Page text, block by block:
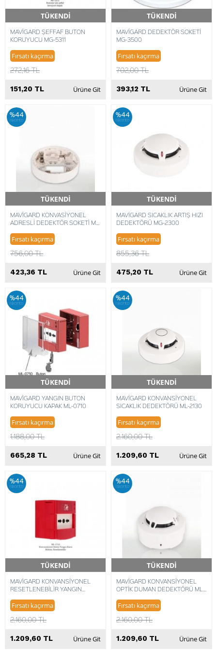
TÜKENDİ
Hızlı Teslimat
MAVİGARD ŞEFFAF BUTON
KORUYUCU MG-5311
Fırsatı kaçırma
272,16 TL
151,20 TL Ürüne Git
TÜKENDİ
Hızlı Teslimat
MAVİGARD DEDEKTÖR SOKETİ
MG-3500
Fırsatı kaçırma
702,00 TL
393,12 TL Ürüne Git
%44
iskonto
TÜKENDİ
Hızlı Teslimat
MAVİGARD KONVASİYONEL
ADRESLİ DEDEKTÖR SOKETİ ML-
Fırsatı kaçırma
756,00 TL
423,36 TL Ürüne Git
%44
iskonto
TÜKENDİ
Hızlı Teslimat
MAVİGARD SICAKLIK ARTIŞ HIZI
DEDEKTÖRÜ MG-2300
Fırsatı kaçırma
855,36 TL
475,20 TL Ürüne Git
%44
iskonto
TÜKENDİ
Hızlı Teslimat
MAVİGARD YANGIN BUTON
KORUYUCU KAPAK ML-0710
Fırsatı kaçırma
1.188,00 TL
665,28 TL Ürüne Git
%44
iskonto
TÜKENDİ
Hızlı Teslimat
MAVİGARD KONVANSİYONEL
SICAKLIK DEDEKTÖRÜ ML-2130
Fırsatı kaçırma
2.160,00 TL
1.209,60 TL Ürüne Git
%44
iskonto
TÜKENDİ
Hızlı Teslimat
MAVİGARD KONVANSİYONEL
RESETLENEBİLİR YANGIN
Fırsatı kaçırma
2.160,00 TL
1.209,60 TL Ürüne Git
%44
iskonto
TÜKENDİ
Hızlı Teslimat
MAVİGARD KONVANSİYONEL
OPTİK DUMAN DEDEKTÖRÜ ML-
Fırsatı kaçırma
2.160,00 TL
1.209,60 TL Ürüne Git